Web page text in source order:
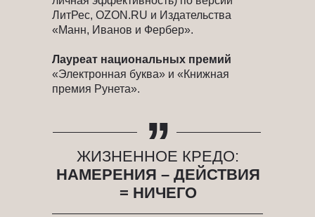
ЛитРес, OZON.RU и Издательства
«Манн, Иванов и Фербер».
Лауреат национальных премий
«Электронная буква» и «Книжная
премия Рунета».
ЖИЗНЕННОЕ КРЕДО:
НАМЕРЕНИЯ – ДЕЙСТВИЯ
= НИЧЕГО
,,